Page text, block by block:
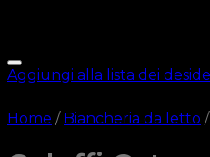
Aggiungi alla lista dei
Home / Biancheria da letto /